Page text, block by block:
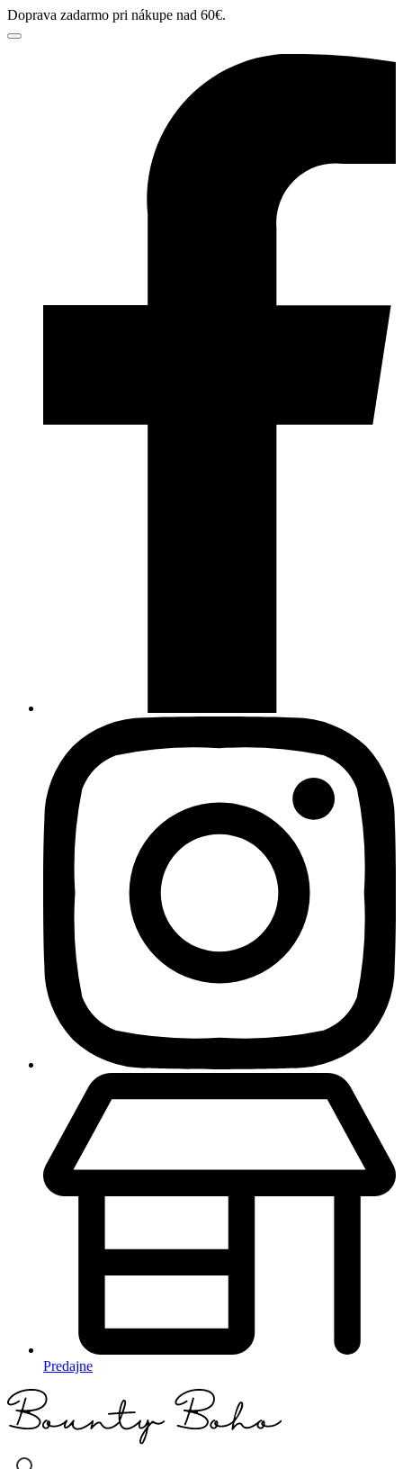
Doprava zadarmo pri nákupe nad 60€.
Predajne